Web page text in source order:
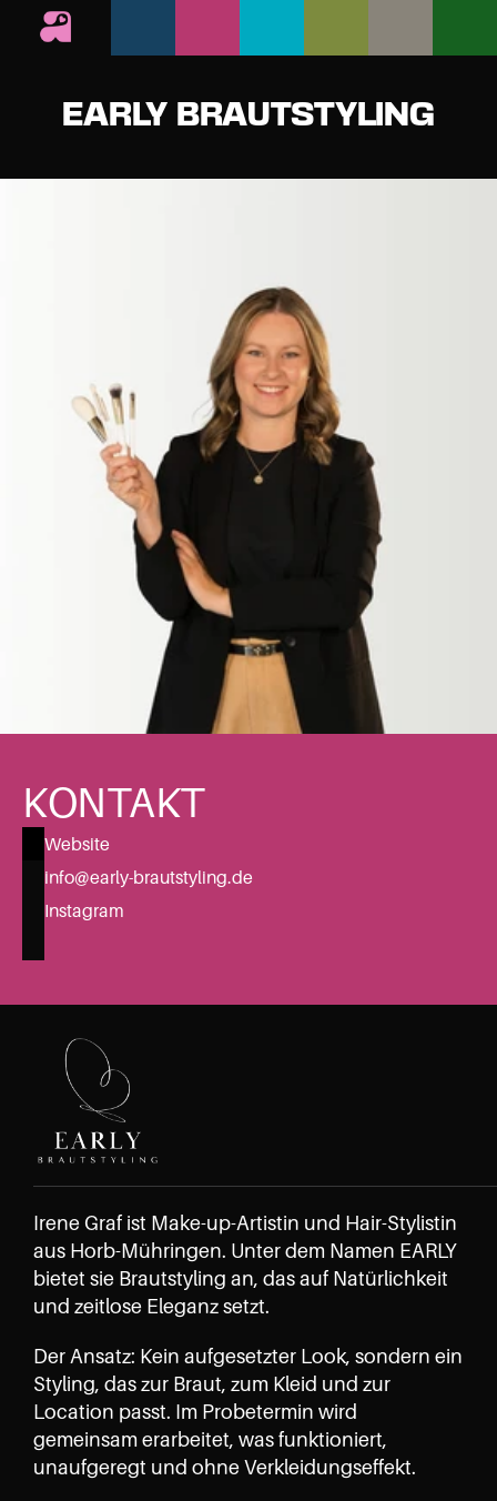
EARLY BRAUTSTYLING
Irene Graf ist Make-up-Artistin und Hair-Stylistin
aus Horb-Mühringen. Unter dem Namen EARLY
bietet sie Brautstyling an, das auf Natürlichkeit
und zeitlose Eleganz setzt.
Der Ansatz: Kein aufgesetzter Look, sondern ein
Styling, das zur Braut, zum Kleid und zur
Location passt. Im Probetermin wird
gemeinsam erarbeitet, was funktioniert,
unaufgeregt und ohne Verkleidungseffekt.
KONTAKT
Website
info@early-brautstyling.de
Instagram